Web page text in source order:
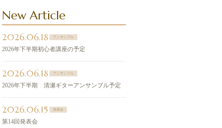
New Article
2026.06.18 アンサンブル
2026年下半期初心者講座の予定
2026.06.18 アンサンブル
2026年下半期 清瀬ギターアンサンブル予定
2026.06.15 発表会
第14回発表会